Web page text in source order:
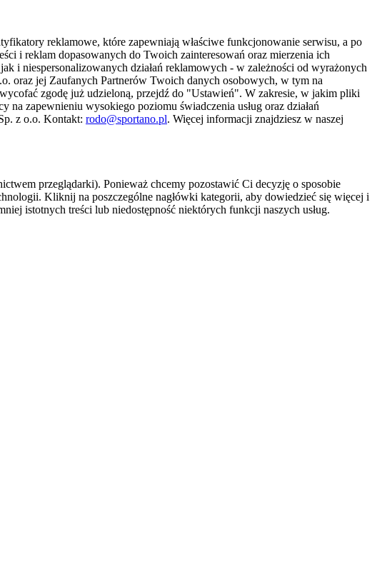
reklamowe, które zapewniają właściwe funkcjonowanie serwisu, a po
i reklam dopasowanych do Twoich zainteresowań oraz mierzenia ich
i niespersonalizowanych działań reklamowych - w zależności od wyrażonych
oraz jej Zaufanych Partnerów Twoich danych osobowych, w tym na
zgodę już udzieloną, przejdź do "Ustawień". W zakresie, w jakim pliki
na zapewnieniu wysokiego poziomu świadczenia usług oraz działań
z o.o. Kontakt: rodo@sportano.pl. Więcej informacji znajdziesz w naszej
przeglądarki). Ponieważ chcemy pozostawić Ci decyzję o sposobie
Kliknij na poszczególne nagłówki kategorii, aby dowiedzieć się więcej i
istotnych treści lub niedostępność niektórych funkcji naszych usług.